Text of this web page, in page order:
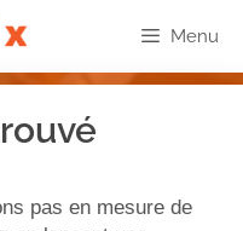
Menu
pas en mesure de